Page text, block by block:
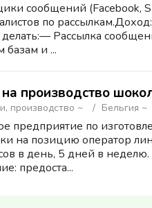
сообщений (Facebook,
по
Рассылка
базам и ...
производство
производство ~ Бельгия ~
предприятие по
на позицию оператор
в день, 5 дней в
предоста...